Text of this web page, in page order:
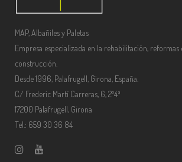
MAP, Albañiles y Paletas
Empresa especializada en la rehabilitación, reformas
construcción.
Desde 1996, Palafrugell, Girona, España.
C/ Frederic Martí Carreras, 6, 2º4ª
17200 Palafrugell, Girona
Tel.: 659 30 36 84